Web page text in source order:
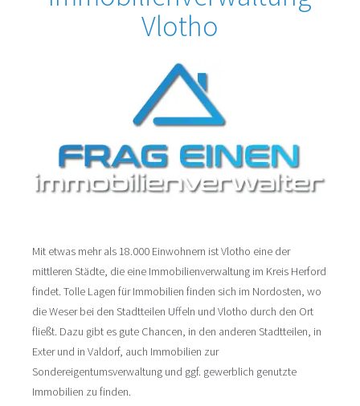
Vlotho
Mit etwas mehr als 18.000 Einwohnern ist Vlotho eine der
mittleren Städte, die eine Immobilienverwaltung im Kreis Herford
findet. Tolle Lagen für Immobilien finden sich im Nordosten, wo
die Weser bei den Stadtteilen Uffeln und Vlotho durch den Ort
fließt. Dazu gibt es gute Chancen, in den anderen Stadtteilen, in
Exter und in Valdorf, auch Immobilien zur
Sondereigentumsverwaltung und ggf. gewerblich genutzte
Immobilien zu finden.